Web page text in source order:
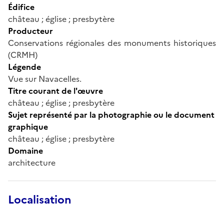
Édifice
château ; église ; presbytère
Producteur
Conservations régionales des monuments historiques
(CRMH)
Légende
Vue sur Navacelles.
Titre courant de l'œuvre
château ; église ; presbytère
Sujet représenté par la photographie ou le document
graphique
château ; église ; presbytère
Domaine
architecture
Localisation